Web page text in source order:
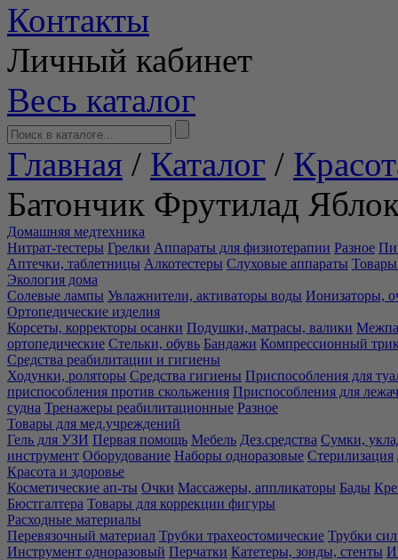
Контакты
Личный кабинет
Весь каталог
Главная / Каталог /
Батончик Фрутилад
Домашняя медтехника
Нитрат-тестеры Грелки Аппараты для физиотерапии Разное
Аптечки, таблетницы Алкотестеры Слуховые аппараты Товары
Экология дома
Солевые лампы Увлажнители, активаторы воды Ионизаторы,
Ортопедические изделия
Корсеты, корректоры осанки Подушки, матрасы, валики
ортопедические Стельки, обувь Бандажи Компрессионный
Средства реабилитации и гигиены
Ходунки, роляторы Средства гигиены Приспособления для
приспособления против скольжения Приспособления для
судна Тренажеры реабилитационные Разное
Товары для мед.учреждений
Гель для УЗИ Первая помощь Мебель Дез.средства Сумки,
инструмент Оборудование Наборы одноразовые Стерилизация
Красота и здоровье
Косметические ап-ты Очки Массажеры, аппликаторы Бады
Бюстгалтера Товары для коррекции фигуры
Расходные материалы
Перевязочный материал Трубки трахеостомические Трубки
Инструмент одноразовый Перчатки Катетеры, зонды, стенты